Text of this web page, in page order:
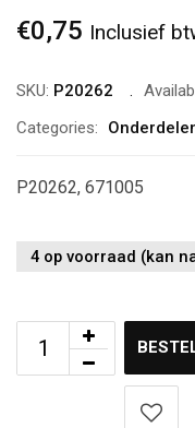
€0,75 Inclusief
SKU: P20262
Categories:
P20262, 671005
4 op voorraad (kan